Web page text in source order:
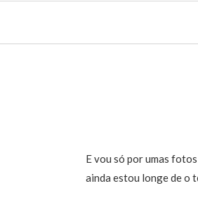
E vou só por umas
ainda estou longe de o